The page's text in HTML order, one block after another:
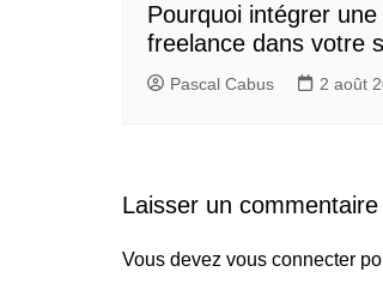
Pourquoi intégrer
freelance dans votre
Pascal Cabus 2 août
Laisser un commentaire
Vous devez vous connecter